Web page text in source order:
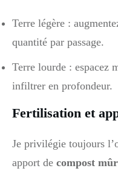
Terre légère :
quantité par passage.
Terre lourde : espacez
infiltrer en profondeur.
Fertilisation et
Je privilégie toujours
apport de compost mûr